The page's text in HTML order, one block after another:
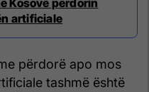
artificiale
përdorë apo mos
tashmë është